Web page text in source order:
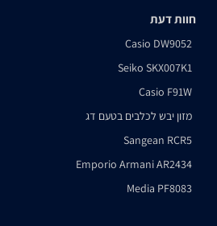
חוות דעת
Casio DW9052
Seiko SKX007K1
Casio F91W
מזון יבש לכלבים בטעם דג
Sangean RCR5
Emporio Armani AR2434
Media PF8083